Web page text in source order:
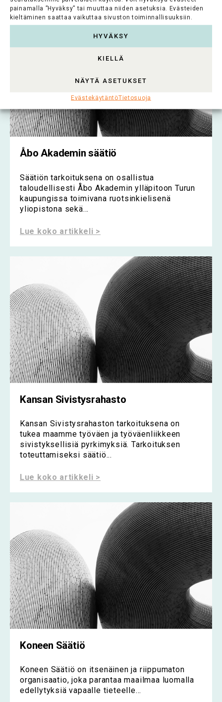
painamalla ”Hyväksy” tai muuttaa niiden asetuksia. Evästeiden
kieltäminen saattaa vaikuttaa sivuston toiminnallisuuksiin.
HYVÄKSY
KIELLÄ
NÄYTÄ ASETUKSET
EvästekäytäntöTietosuoja
Åbo Akademin säätiö
Säätiön tarkoituksena on osallistua
taloudellisesti Åbo Akademin ylläpitoon Turun
kaupungissa toimivana ruotsinkielisenä
yliopistona sekä...
Lue koko artikkeli >
Kansan Sivistysrahasto
Kansan Sivistysrahaston tarkoituksena on
tukea maamme työväen ja työväenliikkeen
sivistyksellisiä pyrkimyksiä. Tarkoituksen
toteuttamiseksi säätiö...
Lue koko artikkeli >
Koneen Säätiö
Koneen Säätiö on itsenäinen ja riippumaton
organisaatio, joka parantaa maailmaa luomalla
edellytyksiä vapaalle tieteelle...